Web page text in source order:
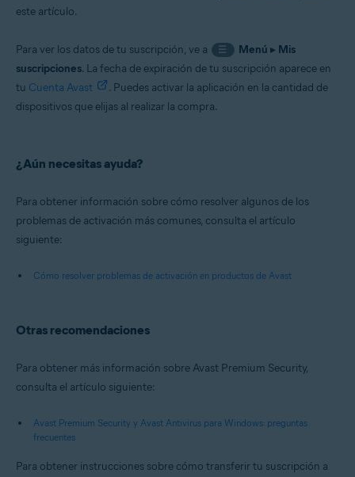
este artículo.
Para ver los datos de tu suscripción, ve a ☰ Menú ▸ Mis
suscripciones. La fecha de expiración de tu suscripción aparece en
tu Cuenta Avast
. Puedes activar la aplicación en la cantidad de
dispositivos que elijas al realizar la compra.
¿Aún necesitas ayuda?
Para obtener información sobre cómo resolver algunos de los
problemas de activación más comunes, consulta el artículo
siguiente:
Cómo resolver problemas de activación en productos de Avast
Otras recomendaciones
Para obtener más información sobre Avast Premium Security,
consulta el artículo siguiente:
Avast Premium Security y Avast Antivirus para Windows: preguntas
frecuentes
Para obtener instrucciones sobre cómo transferir tu suscripción a